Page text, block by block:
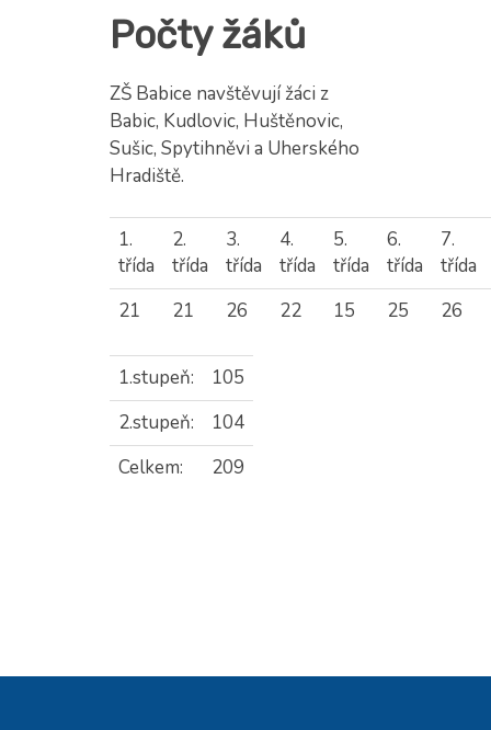
Počty žáků
ZŠ Babice navštěvují žáci z
Babic, Kudlovic, Huštěnovic,
Sušic, Spytihněvi a Uherského
Hradiště.
1.
třída
2.
třída
3.
třída
4.
třída
5.
třída
6.
třída
7.
třída
21
21 26 22 15 25 26
1.stupeň:
105
2.stupeň:
104
Celkem:
209